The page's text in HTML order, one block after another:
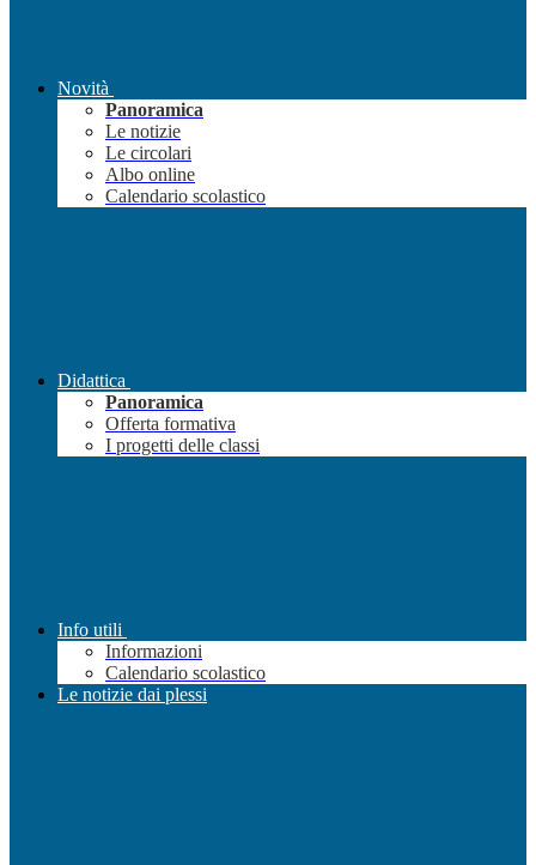
Novità
Panoramica
Le notizie
Le circolari
Albo online
Calendario scolastico
Didattica
Panoramica
Offerta formativa
I progetti delle classi
Info utili
Informazioni
Calendario scolastico
Le notizie dai plessi